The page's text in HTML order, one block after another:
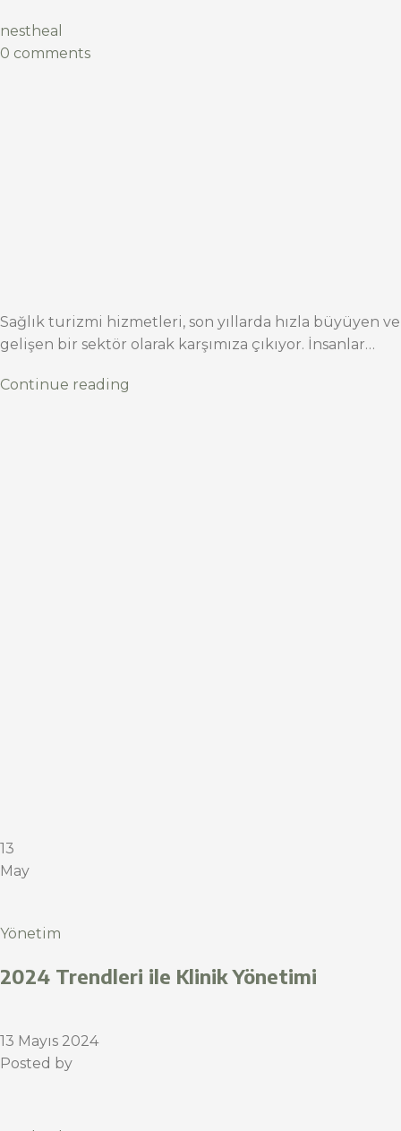
nestheal
0 comments
Sağlık turizmi hizmetleri, son yıllarda hızla büyüyen ve
gelişen bir sektör olarak karşımıza çıkıyor. İnsanlar…
Continue reading
13
May
Yönetim
2024 Trendleri ile Klinik Yönetimi
13 Mayıs 2024
Posted by